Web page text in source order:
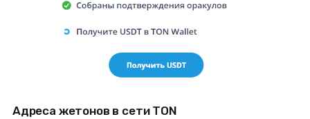
Адреса жетонов в сети TON